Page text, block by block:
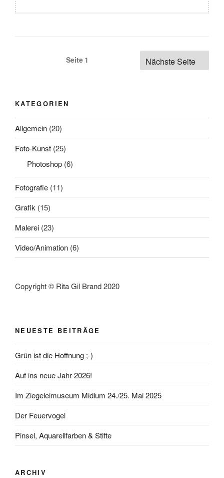
Seitennummerierung
Seite 1 Nächste Seite
KATEGORIEN
Allgemein (20)
Foto-Kunst (25)
Photoshop (6)
Fotografie (11)
Grafik (15)
Malerei (23)
Video/Animation (6)
Copyright © Rita Gil Brand 2020
NEUESTE BEITRÄGE
Grün ist die Hoffnung ;-)
Auf ins neue Jahr 2026!
Im Ziegeleimuseum Midlum 24./25. Mai 2025
Der Feuervogel
Pinsel, Aquarellfarben & Stifte
ARCHIV